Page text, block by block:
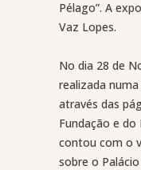
Pélago”. A
Vaz Lopes.
No dia 28 de
realizada
através das
Fundação e
contou com o
sobre o